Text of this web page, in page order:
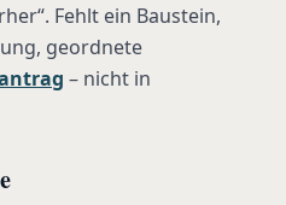
Fehlt ein Baustein,
geordnete
– nicht in